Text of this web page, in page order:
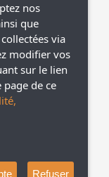
l'obligation de
sur Envoyer,
à CALIPSO
à sa
ainsi des
et/ou email.
nos
que
via
modifier vos
sur le lien
page de ce
Refuser